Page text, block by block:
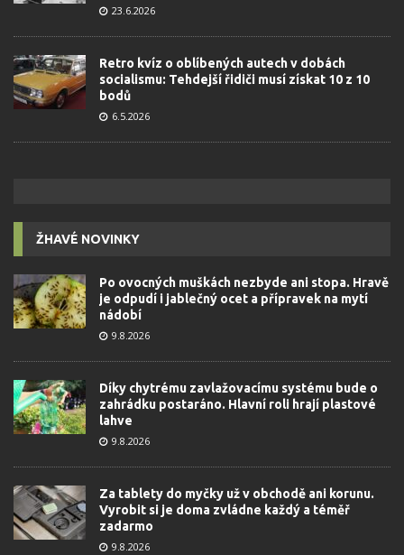
23.6.2026
Retro kvíz o oblíbených autech v dobách
socialismu: Tehdejší řidiči musí získat 10 z 10
bodů
6.5.2026
ŽHAVÉ NOVINKY
Po ovocných muškách nezbyde ani stopa. Hravě
je odpudí i jablečný ocet a přípravek na mytí
nádobí
9.8.2026
Díky chytrému zavlažovacímu systému bude o
zahrádku postaráno. Hlavní roli hrají plastové
lahve
9.8.2026
Za tablety do myčky už v obchodě ani korunu.
Vyrobit si je doma zvládne každý a téměř
zadarmo
9.8.2026